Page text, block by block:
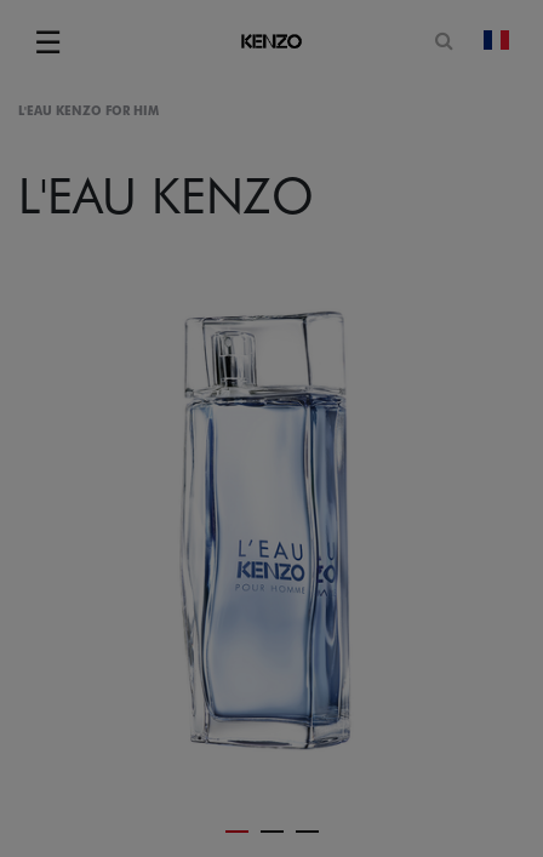
☰
Menu
Ouvrir
L'EAU KENZO FOR HIM
L'EAU KENZO